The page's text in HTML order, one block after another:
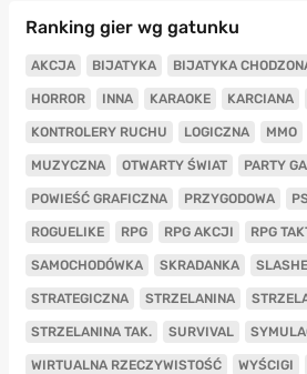
Ranking gier wg gatunku
AKCJA BIJATYKA BIJATYKA
HORROR INNA KARAOKE KARCIANA
KONTROLERY RUCHU LOGICZNA MMO
MUZYCZNA OTWARTY ŚWIAT PARTY
POWIEŚĆ GRAFICZNA PRZYGODOWA
ROGUELIKE RPG RPG AKCJI RPG
SAMOCHODÓWKA SKRADANKA
STRATEGICZNA STRZELANINA
STRZELANINA TAK. SURVIVAL
WIRTUALNA RZECZYWISTOŚĆ WYŚCIGI